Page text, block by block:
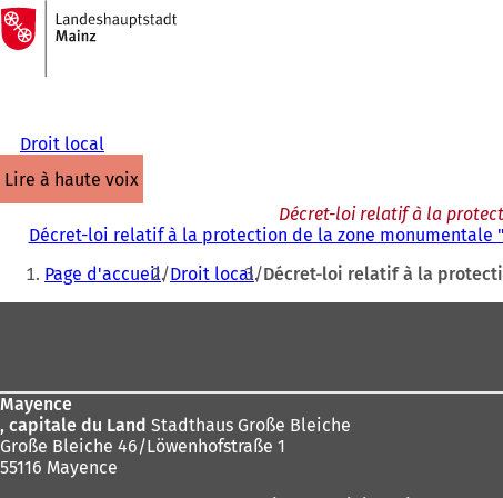
Accéder au contenu
Vers
la
page
d'accueil
Droit local
lire à haute voix
Décret-loi relatif à la
Décret-loi relatif à la protection de la zone monumentale
Vous
êtes
Page d'accueil Droit local Décret-loi relatif à la
Mayence
, capitale du Land Stadthaus Große Bleiche
Große Bleiche 46/Löwenhofstraße 1
55116 Mayence